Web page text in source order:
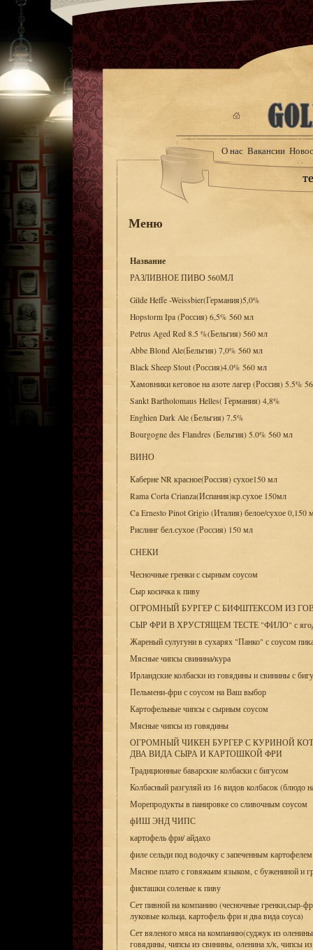
О нас Вакансии
Меню
Название
РАЗЛИВНОЕ ПИВО 560МЛ
Gilde Heffe -Weissbier(Германия)5,0%
Hopstorm Ipa (Россия) 6,5% 560 мл
Petrus Aged Red 8.5 %(Бельгия) 560 мл
Abbe Blond Ale(Бельгия) 7,0% 560 мл
Black Sheep Stout (Россия)4.0% 560 мл
Хамовники кеговое на азоте лагер (Россия) 5.5%
Sankt Bartholomaus Helles( Германия) 4,8%
Enghien Dark Ale (Бельгия) 7.5%
Bourgogne des Flandres (Бельгия) 5.0% 560 мл
ВИНО
Каберне NR красное(Россия) сухое150 мл
Rama Corta Crianza(Испания)кр.сухое 150мл
Ca Ernesto Pinot Grigio (Италия) белое/сухое 0,150
Рислинг бел.сухое (Россия) 150 мл
СНЕКИ
Чесночные гренки с сырным соусом
Сыр косичка к пиву
ОГРОМНЫЙ БУРГЕР С БИФШТЕКСОМ ИЗ
СЫР ФРИ В ХРУСТЯЩЕМ ТЕСТЕ "ФИЛО" с
Жареный сулугуни в сухарях "Панко" с соусом
Мясные чипсы свинина/кура
Ирландские колбаски из говядины и свинины с
Пельмени-фри с соусом на Ваш выбор
Картофельные чипсы с сырным соусом
Мясные чипсы из говядины
ОГРОМНЫЙ ЧИКЕН БУРГЕР С КУРИНОЙ
ДВА ВИДА СЫРА И КАРТОШКОЙ ФРИ
Традиционные баварские колбаски с бигусом
Колбасный разгуляй из 16 видов колбасок (блюдо
Морепродукты в панировке со сливочным соусом
фИШ ЭНД ЧИПС
картофель фри/ айдахо
филе сельди под водочку с запеченным
Мясное плато с говяжьим языком, с бужениной и
фисташки соленые к пиву
Сет пивной на компанию (чесночные гренки,сыр-
луковые кольца, картофель фри и два вида соуса)
Сет вяленого мяса на компанию(суджук из
говядины, чипсы из свинины, оленина х/к, чипсы